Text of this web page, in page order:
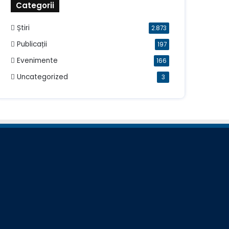
Categorii
Știri 2.873
Publicații 197
Evenimente 166
Uncategorized 3